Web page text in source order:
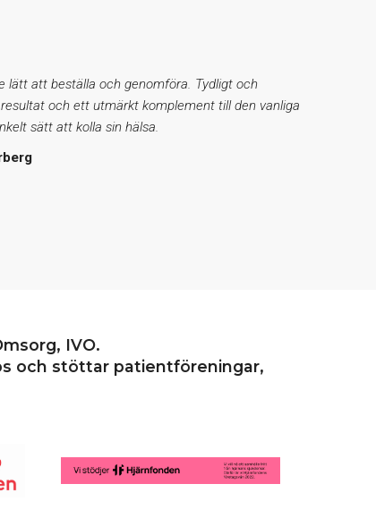
lätt att beställa och genomföra. Tydligt och
och ett utmärkt komplement till den vanliga
sätt att kolla sin hälsa.
IVO.
och stöttar patientföreningar,